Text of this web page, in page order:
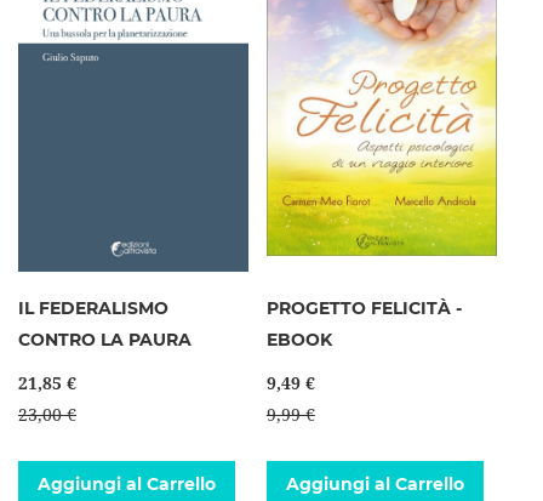
IL FEDERALISMO
CONTRO LA PAURA
21,85 €
23,00 €
Aggiungi al Carrello
PROGETTO FELICITÀ -
EBOOK
9,49 €
9,99 €
Aggiungi al Carrello